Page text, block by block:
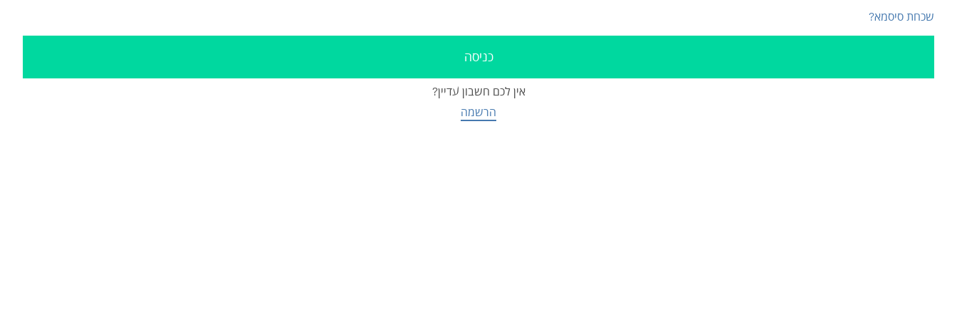
שכחת סיסמא?
אין לכם חשבון עדיין?
הרשמה